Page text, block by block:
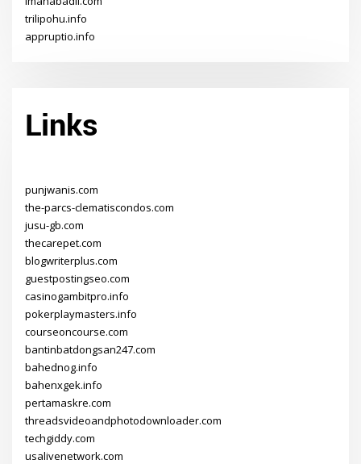
trilipohu.info
appruptio.info
Links
punjwanis.com
the-parcs-clematiscondos.com
jusu-gb.com
thecarepet.com
blogwriterplus.com
guestpostingseo.com
casinogambitpro.info
pokerplaymasters.info
courseoncourse.com
bantinbatdongsan247.com
bahednog.info
bahenxgek.info
pertamaskre.com
threadsvideoandphotodownloader.com
techgiddy.com
usalivenetwork.com